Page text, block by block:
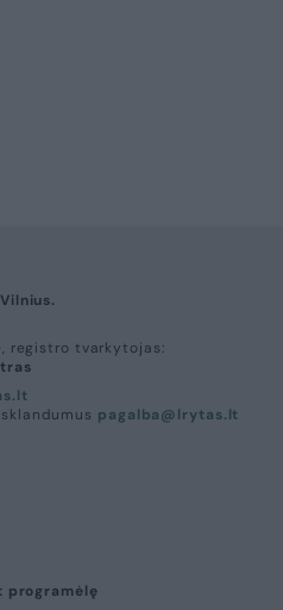
registro tvarkytojas:
pagalba@lrytas.lt
programėlę